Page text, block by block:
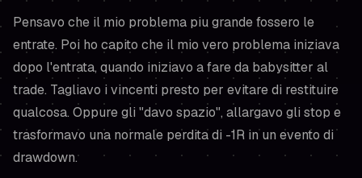
Pensavo che il mio problema piu grande fossero le
entrate. Poi ho capito che il mio vero problema iniziava
dopo l'entrata, quando iniziavo a fare da babysitter al
trade. Tagliavo i vincenti presto per evitare di restituire
qualcosa. Oppure gli "davo spazio", allargavo gli stop e
trasformavo una normale perdita di -1R in un evento di
drawdown.